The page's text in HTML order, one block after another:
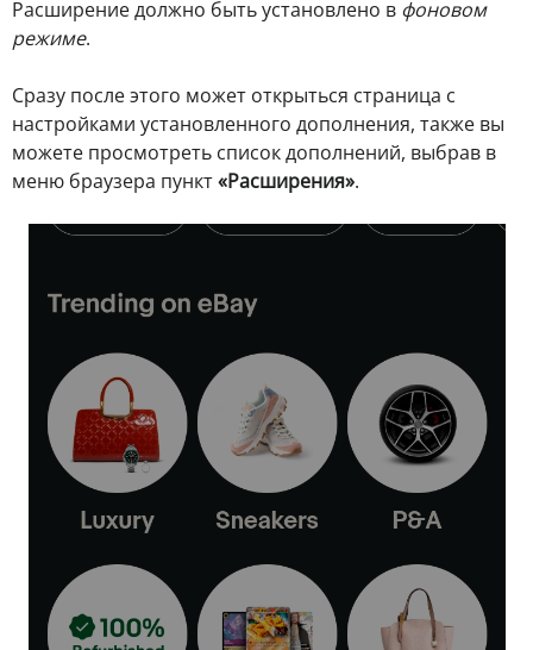
Расширение должно быть установлено в фоновом
режиме.
Сразу после этого может открыться страница с
настройками установленного дополнения, также вы
можете просмотреть список дополнений, выбрав в
меню браузера пункт«Расширения».